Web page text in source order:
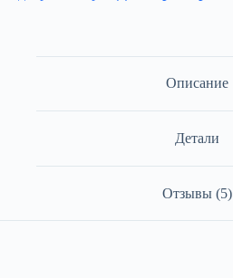
Описание
Детали
Отзывы (5)